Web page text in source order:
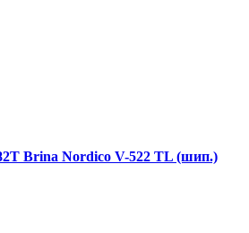
Brina Nordico V-522 TL (шип.)